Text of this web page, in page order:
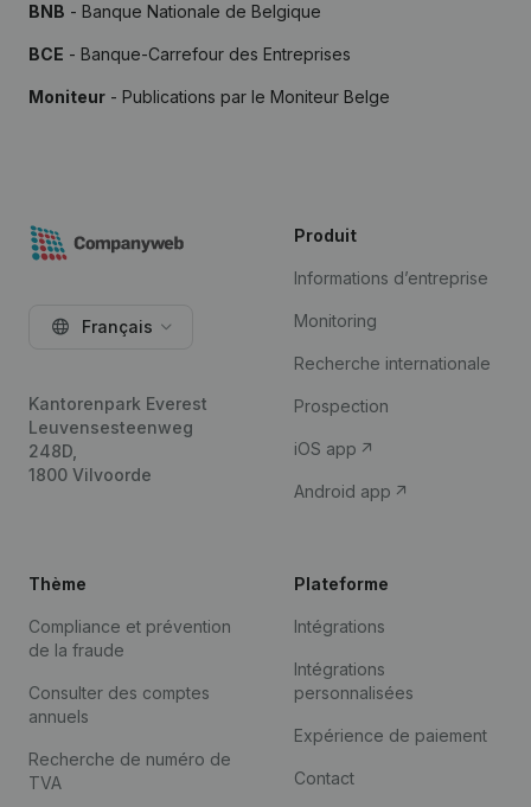
BNB - Banque Nationale de Belgique
BCE - Banque-Carrefour des Entreprises
Moniteur - Publications par le Moniteur Belge
Français
Kantorenpark Everest
Leuvensesteenweg
248D,
1800 Vilvoorde
Produit
Informations d’entreprise
Monitoring
Recherche internationale
Prospection
iOS app
Android app
Thème
Compliance et prévention
de la fraude
Consulter des comptes
annuels
Recherche de numéro de
TVA
Plateforme
Intégrations
Intégrations
personnalisées
Expérience de paiement
Contact